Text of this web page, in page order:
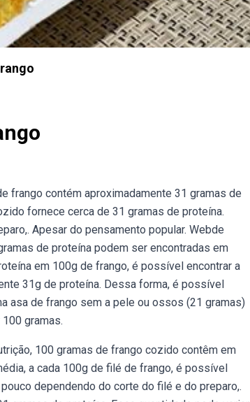
frango contém aproximadamente 31 gramas de
fornece cerca de 31 gramas de proteína.
Apesar do pensamento popular. Webde
de proteína podem ser encontradas em
em 100g de frango, é possível encontrar a
31g de proteína. Dessa forma, é possível
asa de frango sem a pele ou ossos (21 gramas)
gramas.
100 gramas de frango cozido contêm em
a cada 100g de filé de frango, é possível
dependendo do corte do filé e do preparo,.